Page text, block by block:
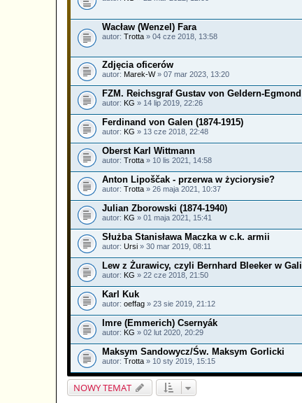
Wacław (Wenzel) Fara
autor: Trotta » 04 cze 2018, 13:58
Zdjęcia oficerów
autor: Marek-W» 07 mar 2023, 13:20
FZM. Reichsgraf Gustav von Geldern-
autor: KG » 14 lip 2019, 22:26
Ferdinand von Galen (1874-1915)
autor: KG » 13 cze 2018, 22:48
Oberst Karl Wittmann
autor: Trotta » 10 lis 2021, 14:58
Anton Lipoščak - przerwa w życiorysie?
autor: Trotta » 26 maja 2021, 10:37
Julian Zborowski (1874-1940)
autor: KG » 01 maja 2021, 15:41
Służba Stanisława Maczka w c.k. armii
autor: Ursi » 30 mar 2019, 08:11
Lew z Żurawicy, czyli Bernhard Bleeker w
autor: KG » 22 cze 2018, 21:50
Karl Kuk
autor: oeffag » 23 sie 2019, 21:12
Imre (Emmerich) Csernyák
autor: KG » 02 lut 2020, 20:29
Maksym Sandowycz/Św. Maksym Gorlicki
autor: Trotta » 10 sty 2019, 15:15
NOWY TEMAT